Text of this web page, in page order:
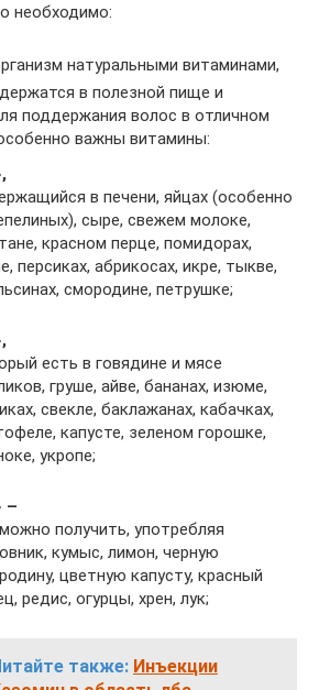
необходимо:
натуральными витаминами,
в полезной пище и
поддержания волос в отличном
важны витамины:
в печени, яйцах (особенно
сыре, свежем молоке,
красном перце, помидорах,
персиках, абрикосах, икре, тыкве,
смородине, петрушке;
есть в говядине и мясе
груше, айве, бананах, изюме,
свекле, баклажанах, кабачках,
капусте, зеленом горошке,
укропе;
–
получить, употребляя
кумыс, лимон, черную
цветную капусту, красный
редис, огурцы, хрен, лук;
также: Инъекции